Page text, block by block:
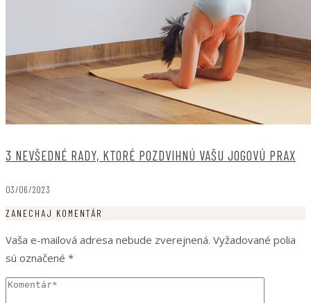
3 NEVŠEDNÉ RADY, KTORÉ POZDVIHNÚ VAŠU JOGOVÚ PRAX
03/06/2023
ZANECHAJ KOMENTÁR
Vaša e-mailová adresa nebude zverejnená. Vyžadované polia
sú označené *